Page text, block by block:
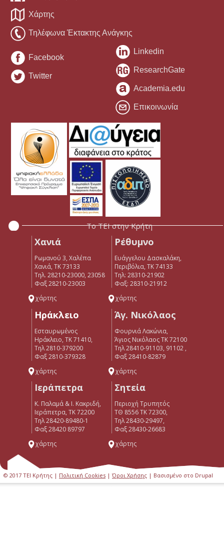
Χάρτης
Τηλέφωνα Έκτακτης Ανάγκης
Facebook
Twitter
Linkedin
ResearchGate
Academia.edu
Επικοινωνία
Το ΤΕΙ στην Κρήτη
Χανιά
Ρωμανού 3, Χαλέπα
Χανιά, ΤΚ 73133
Τηλ. 28210-23000, 23058
Φαξ 28210-23003
χάρτης
Ρέθυμνο
Ευάγγελου Δασκαλάκη,
Περιβόλια, ΤΚ 74133
Tηλ: 28310-21902
Φαξ: 28310-21912
χάρτης
Ηράκλειο
Εσταυρωμένος
Ηράκλειο, ΤΚ 71410,
Τηλ 2810-379200
Φαξ 2810-379328
χάρτης
Άγ. Νικόλαος
Φουρνιά Λακώνια,
Άγιος Νικόλαος ΤΚ 72100
Τηλ 28410-91103, 91102 ,
Φαξ 28410-82879
χάρτης
Ιεράπετρα
Κ. Παλαμά & Ι. Κακριδή,
Ιεράπετρα, ΤΚ 72200
Tηλ 28420-89480-1
Φαξ 28420 89797
χάρτης
Σητεία
Περιοχή Τρυπητός
ΤΘ 8556 ΤΚ 72300,
Τηλ 28430-29497,
Φαξ 28430-26683
χάρτης
© 2017 ΤΕΙ Κρήτης | Πολιτική Cookies | Όροι Χρήσης | Βασισμένο στο Drupal